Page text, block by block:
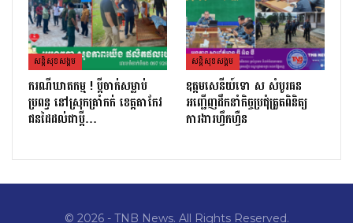
សន្តិសុខសង្គម
ករណីឃាតកម្ម ! ប្ដីចាក់សម្លាប់
ប្រពន្ធ នៅស្រុកត្រាំកក់ ខេត្តតាកែវ
ជនដៃដល់ជាប្ដី…
សន្តិសុខសង្គម
ឧត្តមសេនីយ៍ទោ ស សំបូរធន
អញ្ជើញដឹកនាំកិច្ចប្រជុំត្រួតពិនិត្យ​
ការងារហ្វឹកហ្វឺន
© 2026 - TNB News. All Rights Reserved.